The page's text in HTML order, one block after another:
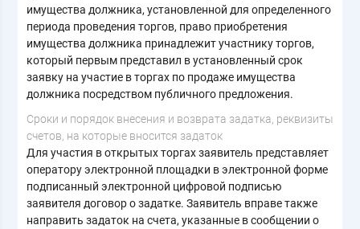
имущества должника, установленной для определенного
периода проведения торгов, право приобретения
имущества должника принадлежит участнику торгов,
который первым представил в установленный срок
заявку на участие в торгах по продаже имущества
должника посредством публичного предложения.
Cроки и порядок внесения и возврата задатка, реквизиты
счетов, на которые вносится задаток
Для участия в открытых торгах заявитель представляет
оператору электронной площадки в электронной форме
подписанный электронной цифровой подписью
заявителя договор о задатке. Заявитель вправе также
направить задаток на счета, указанные в сообщении о